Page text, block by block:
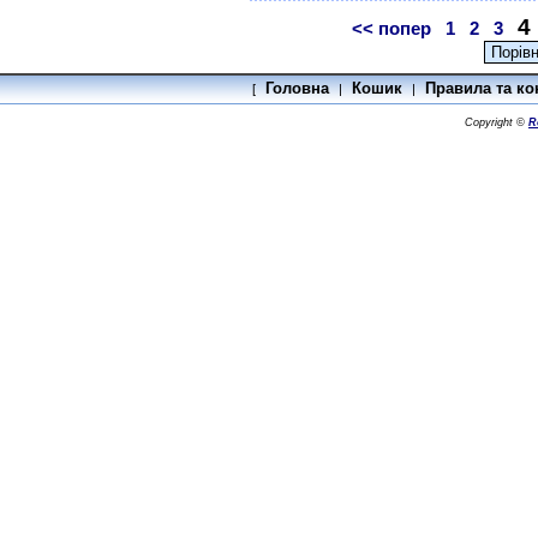
<< попер 1 2 3 4
[ Головна | Кошик | Правила та
Copyright ©